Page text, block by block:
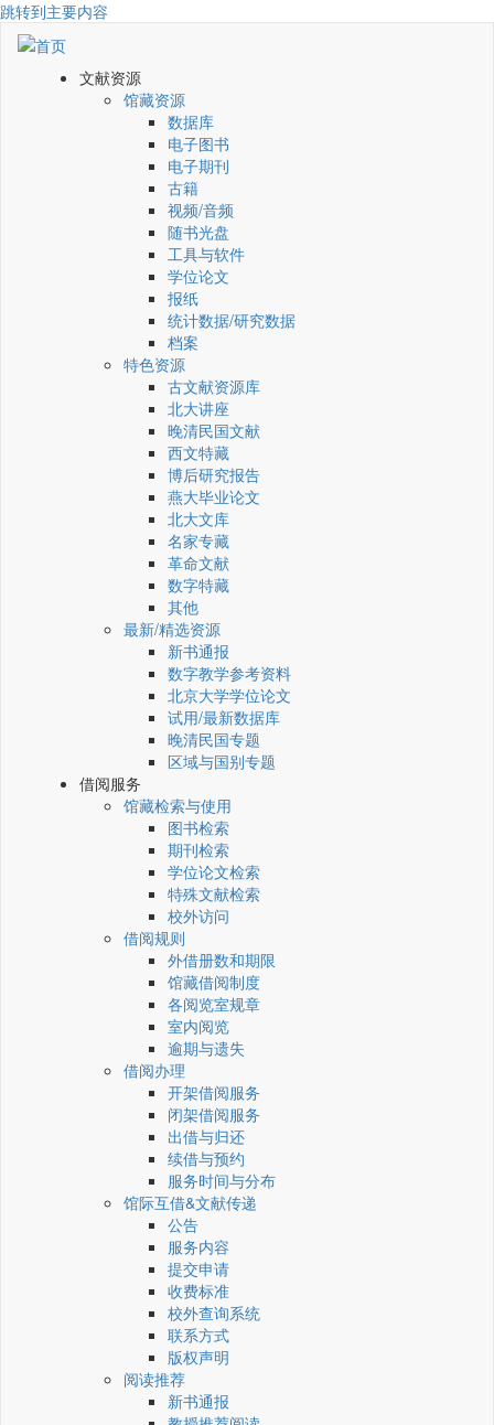
跳转到主要内容
文献资源
馆藏资源
数据库
电子图书
电子期刊
古籍
视频/音频
随书光盘
工具与软件
学位论文
报纸
统计数据/研究数据
档案
特色资源
古文献资源库
北大讲座
晚清民国文献
西文特藏
博后研究报告
燕大毕业论文
北大文库
名家专藏
革命文献
数字特藏
其他
最新/精选资源
新书通报
数字教学参考资料
北京大学学位论文
试用/最新数据库
晚清民国专题
区域与国别专题
借阅服务
馆藏检索与使用
图书检索
期刊检索
学位论文检索
特殊文献检索
校外访问
借阅规则
外借册数和期限
馆藏借阅制度
各阅览室规章
室内阅览
逾期与遗失
借阅办理
开架借阅服务
闭架借阅服务
出借与归还
续借与预约
服务时间与分布
馆际互借&文献传递
公告
服务内容
提交申请
收费标准
校外查询系统
联系方式
版权声明
阅读推荐
新书通报